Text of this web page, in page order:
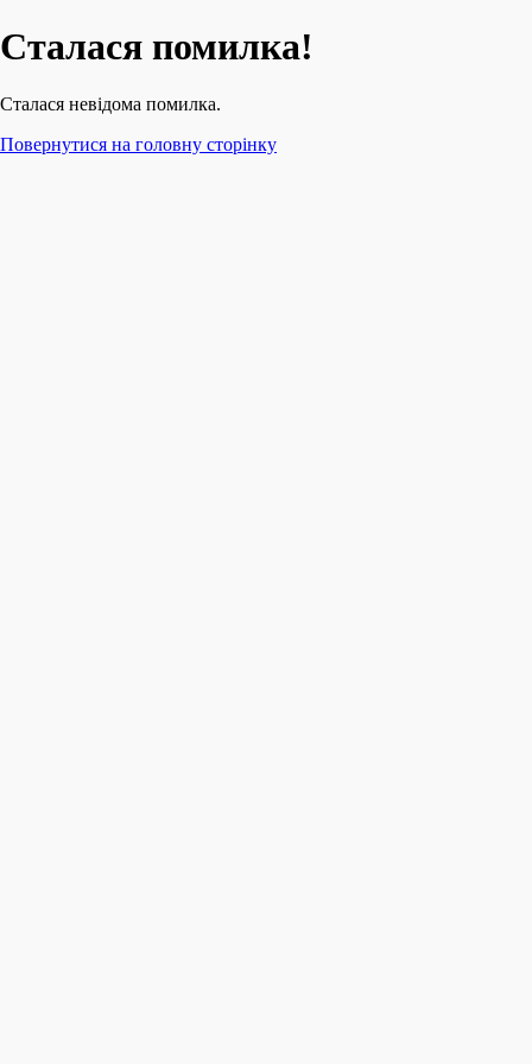
Сталася помилка!
Сталася невідома помилка.
Повернутися на головну сторінку